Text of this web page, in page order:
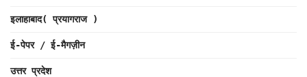
इलाहाबाद( प्रयागराज )
ई-पेपर / ई-मैगज़ीन
उत्तर प्रदेश